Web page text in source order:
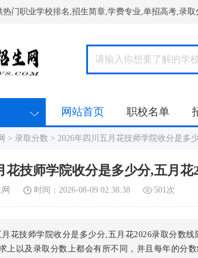
门职业学校排名,招生简章,学费专业,单招高考,录取
网站首页 职校名单
在线报名
> 录取分数 > 2026年四川五月花技师学院收分是多
花技师学院收分是多少分,五月花
时间：2026-08-09 02:38:38 501次
花技师学院收分是多少分,五月花2026录取分数
上以及录取分数上都会有所不同，并且每年的分